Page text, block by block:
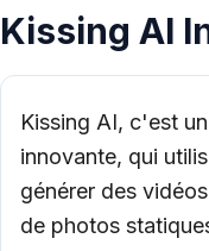
Kissing AI
Kissing AI, c'est
innovante, qui
générer des
de photos